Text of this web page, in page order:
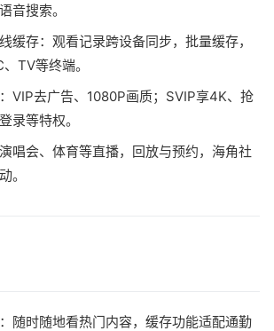
音搜索。
缓存：观看记录跨设备同步，批量缓存，
TV等终端。
VIP去广告、1080P画质；SVIP享4K、抢
录等特权。
唱会、体育等直播，回放与预约，海角社
。
随时随地看热门内容，缓存功能适配通勤